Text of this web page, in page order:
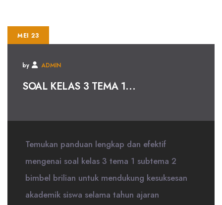
MEI 23
by ADMIN
SOAL KELAS 3 TEMA 1...
Temukan panduan lengkap dan efektif
mengenai soal kelas 3 tema 1 subtema 2
bimbel brilian untuk mendukung kesuksesan
akademik siswa selama tahun ajaran